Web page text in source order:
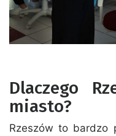
Dlaczego
miasto?
Rzeszów to bardzo